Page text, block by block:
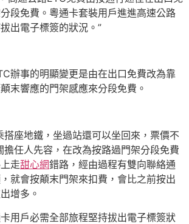
段免費。粵通卡套裝用戶進進高速公路
出電子標簽的狀況。”
辦事的明顯變更是由在出口免費改為靠
末響應的門架感應來分段免費。
搭座地鐵，坐過站還可以坐回來，票價不
擔任人先容，在改為按路過門架分段免費
走甜心網錯路，經由過程有雙向聯絡通
就會按顛末門架來扣費，會比之前按出
增多。
用戶必需全部旅程堅持拔出電子標簽狀